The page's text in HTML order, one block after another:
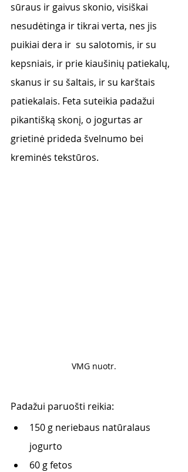
sūraus ir gaivus skonio, visiškai
nesudėtinga ir tikrai verta, nes jis
puikiai dera ir  su salotomis, ir su
kepsniais, ir prie kiaušinių patiekalų,
skanus ir su šaltais, ir su karštais
patiekalais. Feta suteikia padažui
pikantišką skonį, o jogurtas ar
grietinė prideda švelnumo bei
kreminės tekstūros.
VMG nuotr.
Padažui paruošti reikia:
150 g neriebaus natūralaus
jogurto
60 g fetos